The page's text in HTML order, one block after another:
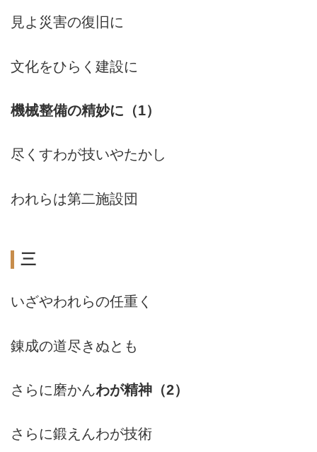
見よ災害の復旧に
文化をひらく建設に
機械整備の精妙に（1）
尽くすわが技いやたかし
われらは第二施設団
三
いざやわれらの任重く
錬成の道尽きぬとも
さらに磨かんわが精神（2）
さらに鍛えんわが技術